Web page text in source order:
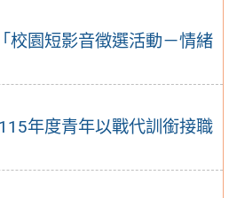
校園短影音徵選活動－情緒
年度青年以戰代訓銜接職